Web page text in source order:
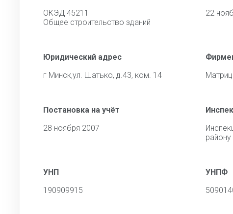
ОКЭД 45211
Общее строительство зданий
22
Юридический адрес
г Минск,ул. Шатько, д.43, ком. 14
Постановка на учёт
28 ноября 2007
УНП
190909915
УНПФ